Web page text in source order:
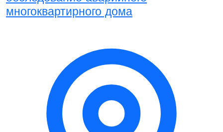
многоквартирного дома